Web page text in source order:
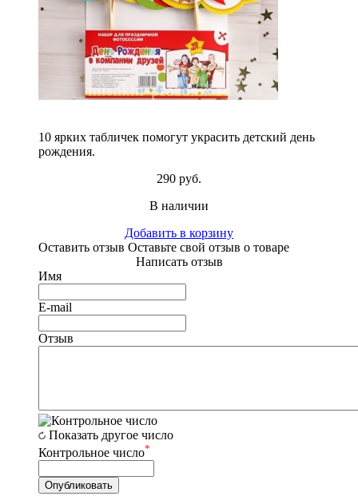
10 ярких табличек помогут украсить детский день
рождения.
290 руб.
В наличии
Добавить в корзину
Оставить отзыв Оставьте свой отзыв о товаре
Написать отзыв
Имя
E-mail
Отзыв
Показать другое число
Контрольное число*